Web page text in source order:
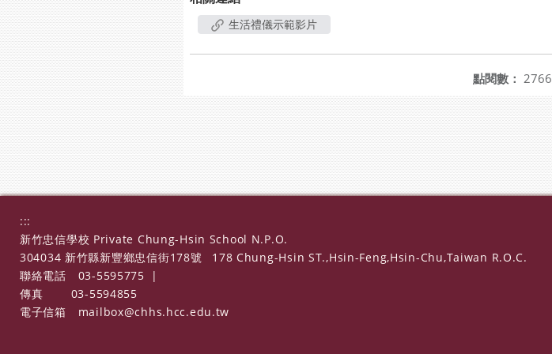
生活禮儀示範影片
點閱數： 2766
:::
新竹忠信學校 Private Chung-Hsin School N.P.O.
304034 新竹縣新豐鄉忠信街178號
178 Chung-Hsin ST.,Hsin-Feng,Hsin-Chu,Taiwan R.O.C.
聯絡電話
03-5595775
|
傳真
03-5594855
電子信箱
mailbox@chhs.hcc.edu.tw